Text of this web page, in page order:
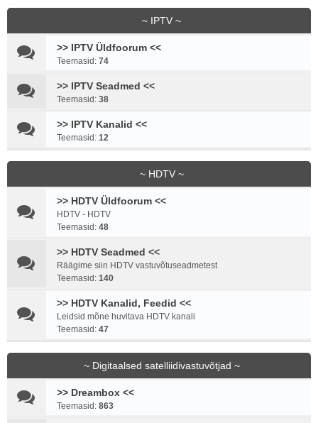
~ IPTV ~
>> IPTV Üldfoorum <<
Teemasid: 74
>> IPTV Seadmed <<
Teemasid: 38
>> IPTV Kanalid <<
Teemasid: 12
~ HDTV ~
>> HDTV Üldfoorum <<
HDTV - HDTV
Teemasid: 48
>> HDTV Seadmed <<
Räägime siin HDTV vastuvõtuseadmetest
Teemasid: 140
>> HDTV Kanalid, Feedid <<
Leidsid mõne huvitava HDTV kanali
Teemasid: 47
~ Digitaalsed satelliidivastuvõtjad ~
>> Dreambox <<
Teemasid: 863